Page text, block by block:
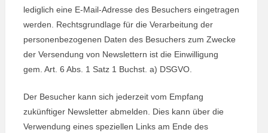
lediglich eine E-Mail-Adresse des Besuchers eingetragen
werden. Rechtsgrundlage für die Verarbeitung der
personenbezogenen Daten des Besuchers zum Zwecke
der Versendung von Newslettern ist die Einwilligung
gem. Art. 6 Abs. 1 Satz 1 Buchst. a) DSGVO.
Der Besucher kann sich jederzeit vom Empfang
zukünftiger Newsletter abmelden. Dies kann über die
Verwendung eines speziellen Links am Ende des